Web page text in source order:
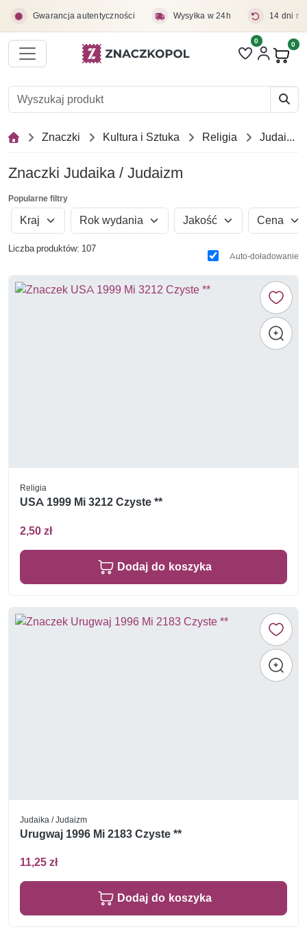
Gwarancja autentyczności Wysyłka w 24h 14 dni
Liczba pozycji
0 0
Znaczki Kultura i Sztuka Religia Judaika / Judaizm
Znaczki Judaika / Judaizm
Popularne filtry
Kraj Rok wydania Jakość Cena
Liczba produktów: 107
Auto-doładowanie
Religia
USA 1999 Mi 3212 Czyste **
2,50 zł
Dodaj do koszyka
Judaika / Judaizm
Urugwaj 1996 Mi 2183 Czyste **
11,25 zł
Dodaj do koszyka